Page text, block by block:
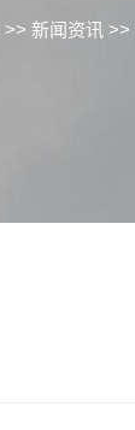
>> 新闻资讯 >>